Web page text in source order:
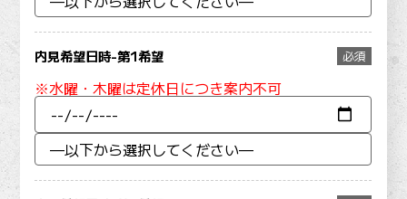
内見希望日時-第1希望 必須
※水曜・木曜は定休日につき案内不可